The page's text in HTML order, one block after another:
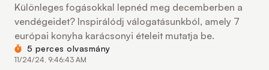
Különleges fogásokkal lepnéd meg decemberben a
vendégeidet? Inspirálódj válogatásunkból, amely 7
európai konyha karácsonyi ételeit mutatja be.
5 perces olvasmány
11/24/24, 9:46:43 AM